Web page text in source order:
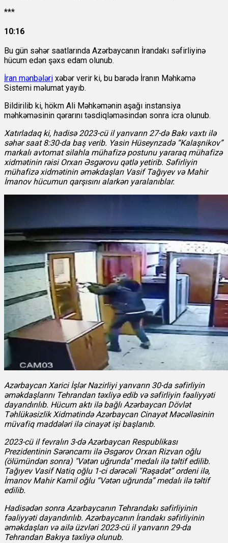
***
10:16
Bu gün səhər saatlarında Azərbaycanın İrandakı səfirliyinə
hücum edən şəxs edam olunub.
İran mənbələri xəbər verir ki, bu barədə İranın Məhkəmə
Sistemi məlumat yayıb.
Bildirilib ki, hökm Ali Məhkəmənin aşağı instansiya
məhkəməsinin qərarını təsdiqləməsindən sonra icra olunub.
Xatırladaq ki, hadisə 2023-cü il yanvarın 27-də Bakı vaxtı ilə
səhər saat 8:30-da baş verib. Yasin Hüseynzadə “Kalaşnikov”
markalı avtomat silahla mühafizə postunu yararaq mühafizə
xidmətinin rəisi Orxan Əsgərovu qətlə yetirib. Səfirliyin
mühafizə xidmətinin əməkdaşları Vasif Tağıyev və Mahir
İmanov hücumun qarşısını alarkən yaralanıblar.
Azərbaycan Xarici İşlər Nazirliyi yanvarın 30-da səfirliyin
əməkdaşlarını Tehrandan təxliyə edib və səfirliyin fəaliyyəti
dayandırılıb. Hücum aktı ilə bağlı Azərbaycan Dövlət
Təhlükəsizlik Xidmətində Azərbaycan Cinayət Məcəlləsinin
müvafiq maddələri ilə cinayət işi başlanıb.
2023-cü il fevralın 3-də Azərbaycan Respublikası
Prezidentinin Sərəncamı ilə Əsgərov Orxan Rizvan oğlu
(ölümündən sonra) "Vətən uğrunda" medalı ilə təltif edilib.
Tağıyev Vasif Natiq oğlu 1-ci dərəcəli “Rəşadət” ordeni ilə,
İmanov Mahir Kamil oğlu “Vətən uğrunda” medalı ilə təltif
edilib.
Hadisədən sonra Azərbaycanın Tehrandakı səfirliyinin
fəaliyyəti dayandırılıb. Azərbaycanın İrandakı səfirliyinin
əməkdaşları və ailə üzvləri 2023-cü il yanvarın 29-da
Tehrandan Bakıya təxliyə olunub.